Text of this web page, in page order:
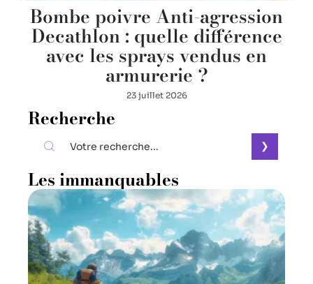
Bombe poivre Anti-agression
Decathlon : quelle différence
avec les sprays vendus en
armurerie ?
23 juillet 2026
Recherche
Les immanquables